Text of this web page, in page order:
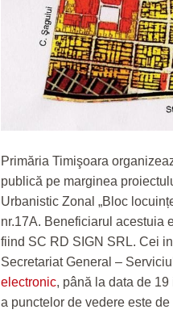
Primăria Timişoara
publică pe marginea
Urbanistic Zonal „Bloc
nr.17A. Beneficiarul acestuia
fiind SC RD SIGN SRL. Cei
Secretariat General –
electronic, până la data de
a punctelor de vedere este